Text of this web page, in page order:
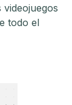
todo el